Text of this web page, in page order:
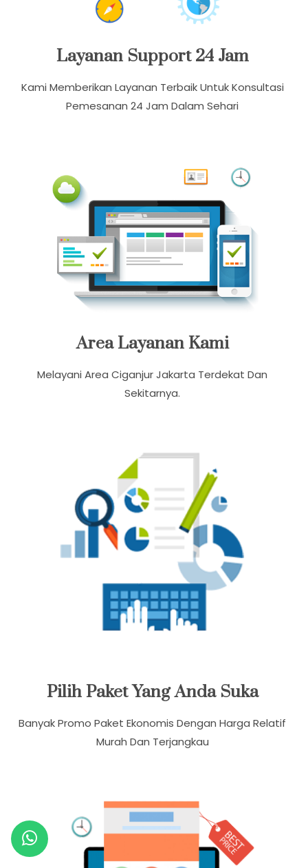
Layanan Support 24 Jam
Kami Memberikan Layanan Terbaik Untuk Konsultasi
Pemesanan 24 Jam Dalam Sehari
Area Layanan Kami
Melayani Area Ciganjur Jakarta Terdekat Dan
Sekitarnya.
Pilih Paket Yang Anda Suka
Banyak Promo Paket Ekonomis Dengan Harga Relatif
Murah Dan Terjangkau